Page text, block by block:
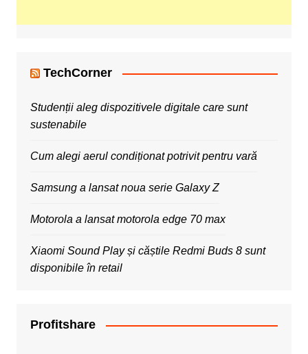
TechCorner
Studenții aleg dispozitivele digitale care sunt
sustenabile
Cum alegi aerul condiționat potrivit pentru vară
Samsung a lansat noua serie Galaxy Z
Motorola a lansat motorola edge 70 max
Xiaomi Sound Play și căștile Redmi Buds 8 sunt
disponibile în retail
Profitshare